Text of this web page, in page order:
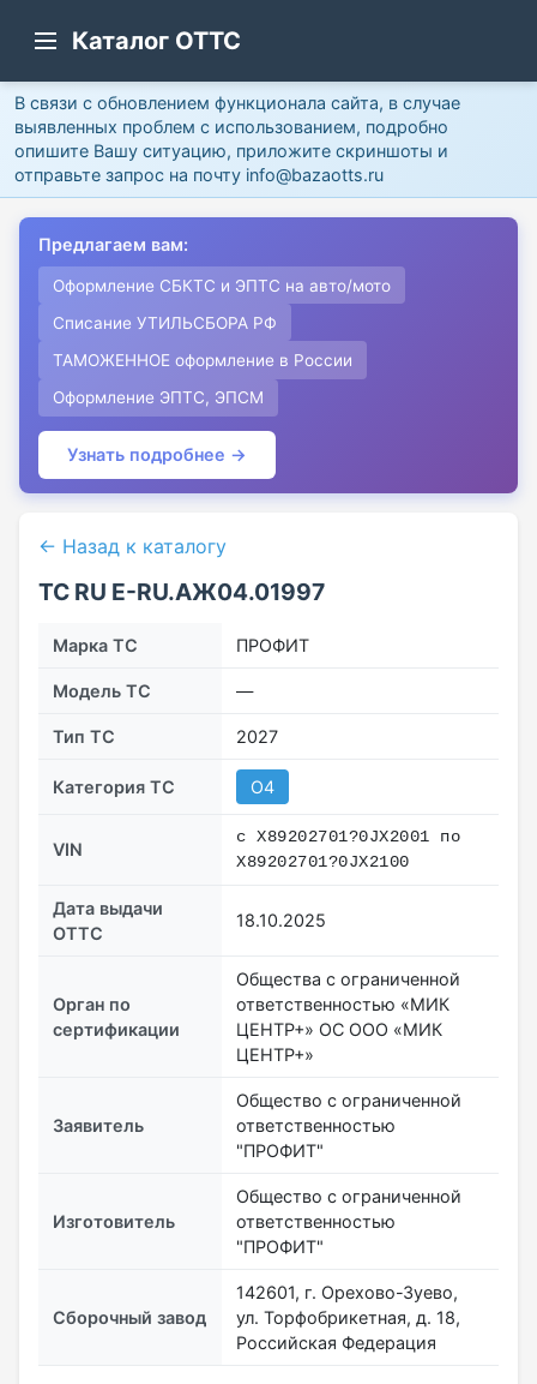
Каталог ОТТС
В связи с обновлением функционала сайта, в случае
выявленных проблем с использованием, подробно
опишите Вашу ситуацию, приложите скриншоты и
отправьте запрос на почту info@bazaotts.ru
Предлагаем вам:
Оформление СБКТС и ЭПТС на авто/мото
Списание УТИЛЬСБОРА РФ
ТАМОЖЕННОЕ оформление в России
Оформление ЭПТС, ЭПСМ
Узнать подробнее →
← Назад к каталогу
ТС RU Е-RU.АЖ04.01997
Марка ТС ПРОФИТ
Модель ТС —
Тип ТС 2027
Категория ТС O4
VIN
с X89202701?0JX2001 по
X89202701?0JX2100
Дата выдачи
ОТТС
18.10.2025
Орган по
сертификации
Общества с ограниченной
ответственностью «МИК
ЦЕНТР+» ОС ООО «МИК
ЦЕНТР+»
Заявитель
Общество с ограниченной
ответственностью
"ПРОФИТ"
Изготовитель
Общество с ограниченной
ответственностью
"ПРОФИТ"
Сборочный завод
142601, г. Орехово-Зуево,
ул. Торфобрикетная, д. 18,
Российская Федерация